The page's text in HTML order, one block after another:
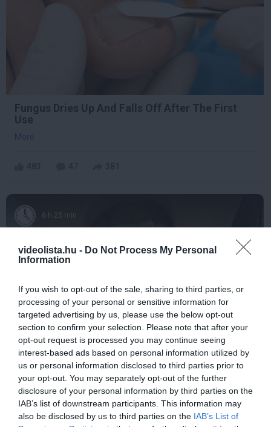
videolista.hu - Do Not Process My Personal
Information
If you wish to opt-out of the sale, sharing to third parties, or
processing of your personal or sensitive information for
targeted advertising by us, please use the below opt-out
section to confirm your selection. Please note that after your
opt-out request is processed you may continue seeing
interest-based ads based on personal information utilized by
us or personal information disclosed to third parties prior to
your opt-out. You may separately opt-out of the further
disclosure of your personal information by third parties on the
IAB’s list of downstream participants. This information may
also be disclosed by us to third parties on the IAB’s List of
Fungus Dries Up And Falls Off After The First
Use
More
6 h 25 min
This Simple Trick Removes All Parasites From
Your Body!
More
344